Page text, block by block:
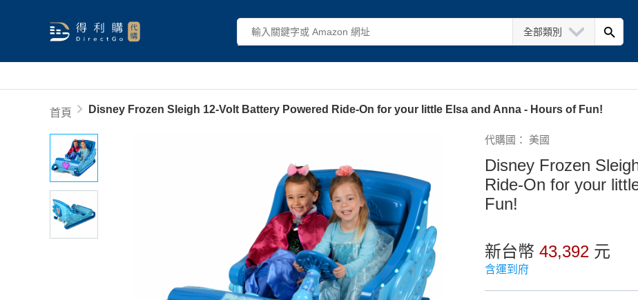
全部類別
首頁 Disney Frozen Sleigh 12-Volt Battery Powered Ride-On for your little Elsa and Anna - Hours of Fun!
代購國： 美國
Disney Frozen
Ride-On for your
Fun!
新台幣 43,392 元
含運到府